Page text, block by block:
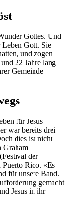
Gottes. Und
Leben Gott. Sie
und zogen
22 Jahre lang
Gemeinde
für Jesus
war bereits drei
dies ist nicht
Graham
der
Rico. «Es
für unsere Band.
gemacht
Jesus in ihr